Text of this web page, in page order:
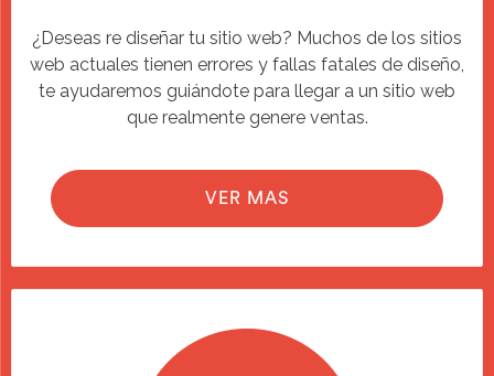
¿Deseas re diseñar tu sitio web? Muchos de los sitios
web actuales tienen errores y fallas fatales de diseño,
te ayudaremos guiándote para llegar a un sitio web
que realmente genere ventas.
VER MAS